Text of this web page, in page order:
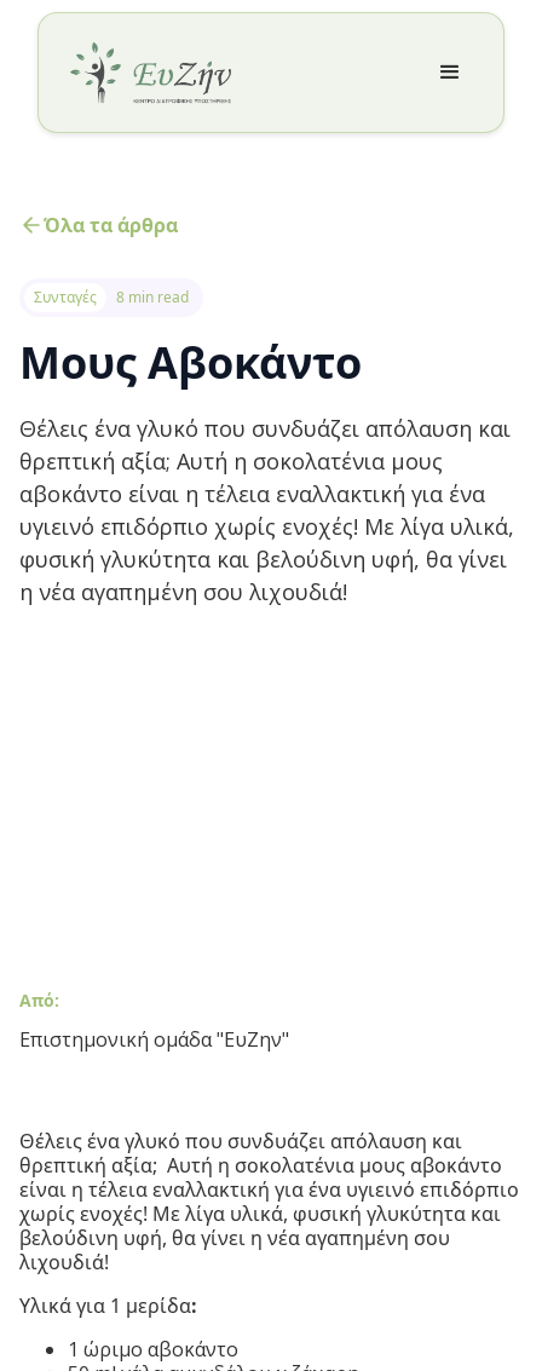
Όλα τα άρθρα
Συνταγές 8 min read
Μους Αβοκάντο
Θέλεις ένα γλυκό που συνδυάζει απόλαυση και
θρεπτική αξία; Αυτή η σοκολατένια μους
αβοκάντο είναι η τέλεια εναλλακτική για ένα
υγιεινό επιδόρπιο χωρίς ενοχές! Με λίγα υλικά,
φυσική γλυκύτητα και βελούδινη υφή, θα γίνει
η νέα αγαπημένη σου λιχουδιά!
Από:
Επιστημονική ομάδα "ΕυΖην"
Θέλεις ένα γλυκό που συνδυάζει απόλαυση και
θρεπτική αξία; Αυτή η σοκολατένια μους αβοκάντο
είναι η τέλεια εναλλακτική για ένα υγιεινό επιδόρπιο
χωρίς ενοχές! Με λίγα υλικά, φυσική γλυκύτητα και
βελούδινη υφή, θα γίνει η νέα αγαπημένη σου
λιχουδιά!
Υλικά για 1 μερίδα:
1 ώριμο αβοκάντο